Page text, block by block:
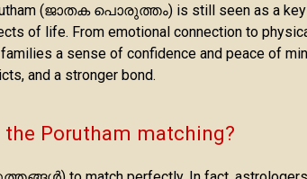
(ജാതക പൊരുത്തം) is still seen as a key
of life. From emotional connection to
a sense of confidence and peace of
and a stronger bond.
Porutham matching?